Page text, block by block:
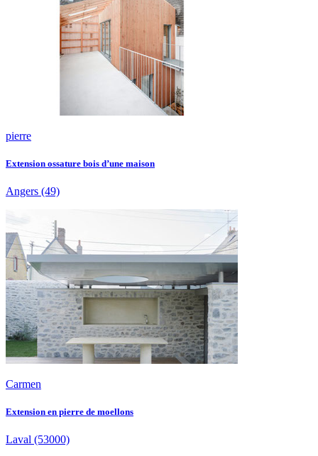
pierre
Extension ossature bois d’une maison
Angers (49)
Carmen
Extension en pierre de moellons
Laval (53000)